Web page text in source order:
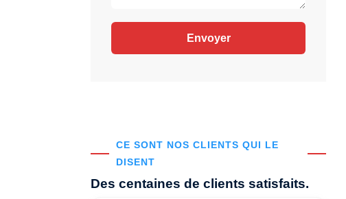
CE SONT NOS CLIENTS QUI LE
DISENT
Des centaines de clients satisfaits.